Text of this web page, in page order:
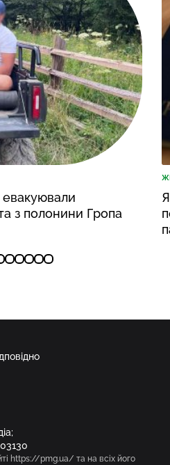
евакуювали
з полонини Гропа
https://pmg.ua/ та на всіх його